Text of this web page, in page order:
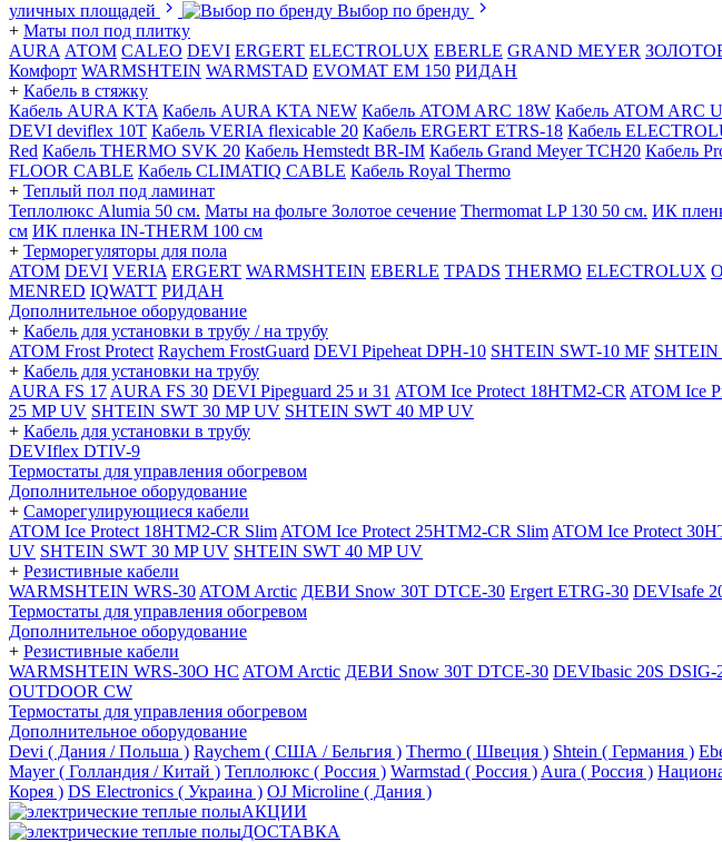
уличных площадей
Выбор по бренду
+ Маты пол под плитку
AURA АТОМ CALEO DEVI ERGERT ELECTROLUX EBERLE GRAND MEYER
Комфорт WARMSHTEIN WARMSTAD EVOMAT EM 150 РИДАН
+ Кабель в стяжку
Кабель AURA KTA Кабель AURA KTA NEW Кабель ATOM ARC 18W Кабель ATOM ARC
DEVI deviflex 10T Кабель VERIA flexicable 20 Кабель ERGERT ETRS-18 Кабель
Red Кабель THERMO SVK 20 Кабель Hemstedt BR-IM Кабель Grand Meyer TCH20 Кабель
FLOOR CABLE Кабель CLIMATIQ CABLE Кабель Royal Thermo
+ Теплый пол под ламинат
Теплолюкс Alumia 50 см. Маты на фольге Золотое сечение Thermomat LP 130 50 cм. ИК
см ИК пленка IN-THERM 100 см
+ Терморегуляторы для пола
ATOM DEVI VERIA ERGERT WARMSHTEIN EBERLE TPADS THERMO ELECTROLUX
MENRED IQWATT РИДАН
Дополнительное оборудование
+ Кабель для установки в трубу / на трубу
ATOM Frost Protect Raychem FrostGuard DEVI Pipeheat DPH-10 SHTEIN SWT-10 MF SHTEIN
+ Кабель для установки на трубу
AURA FS 17 AURA FS 30 DEVI Pipeguard 25 и 31 ATOM Ice Protect 18HTM2-CR ATOM Ice
25 MP UV SHTEIN SWT 30 MP UV SHTEIN SWT 40 MP UV
+ Кабель для установки в трубу
DEVIflex DTIV-9
Термостаты для управления обогревом
Дополнительное оборудование
+ Саморегулирующиеся кабели
ATOM Ice Protect 18HTM2-CR Slim ATOM Ice Protect 25HTM2-CR Slim ATOM Ice Protect
UV SHTEIN SWT 30 MP UV SHTEIN SWT 40 MP UV
+ Резистивные кабели
WARMSHTEIN WRS-30 ATOM Arctic ДЕВИ Snow 30T DTCE-30 Ergert ETRG-30 DEVIsafe
Термостаты для управления обогревом
Дополнительное оборудование
+ Резистивные кабели
WARMSHTEIN WRS-30O HC ATOM Arctic ДЕВИ Snow 30T DTCE-30 DEVIbasic 20S DSIG-
OUTDOOR CW
Термостаты для управления обогревом
Дополнительное оборудование
Devi ( Дания / Польша ) Raychem ( США / Бельгия ) Thermo ( Швеция ) Shtein ( Германия )
Mayer ( Голландия / Китай ) Теплолюкс ( Россия ) Warmstad ( Россия ) Aura ( Россия )
Корея ) DS Electronics ( Украина ) OJ Microline ( Дания )
АКЦИИ
ДОСТАВКА